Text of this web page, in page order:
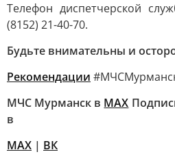
Телефон диспетчерской
(8152) 21-40-70.
Будьте внимательны и
Рекомендации
МЧС Мурманск в МАХ
в
MAX | ВК